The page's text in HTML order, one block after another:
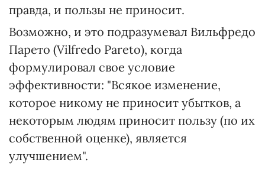
правда, и пользы не приносит.
Возможно, и это подразумевал Вильфредо
Парето (Vilfredo Pareto), когда
формулировал свое условие
эффективности: "Всякое изменение,
которое никому не приносит убытков, а
некоторым людям приносит пользу (по их
собственной оценке), является
улучшением".